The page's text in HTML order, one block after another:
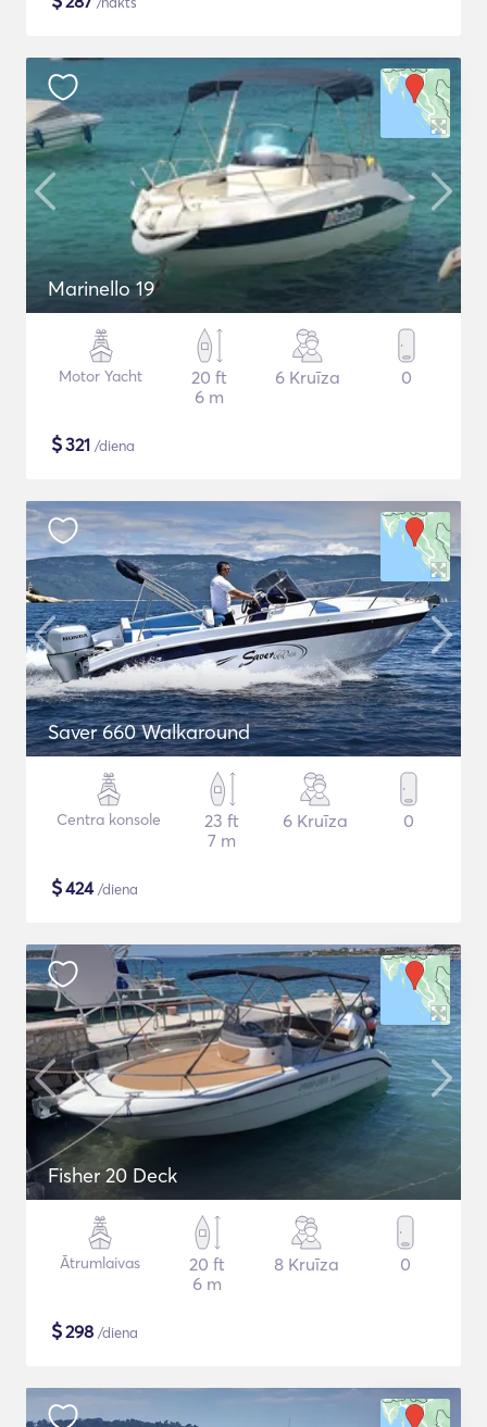
Marinello 19
Motor Yacht
20 ft
6 m
6 Kruīza 0
$321 /diena
Saver 660 Walkaround
Centra konsole
23 ft
7 m
6 Kruīza 0
$424/diena
Fisher 20 Deck
Ātrumlaivas
20 ft
6 m
8 Kruīza 0
$298 /diena